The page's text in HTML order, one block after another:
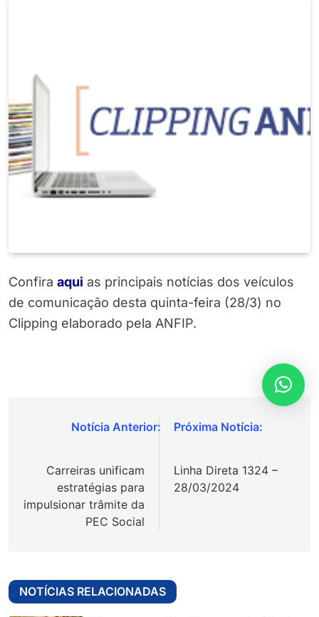
Confira aqui as principais notícias dos veículos
de comunicação desta quinta-feira (28/3) no
Clipping elaborado pela ANFIP.
Navegação
Post
Carreiras unificam
estratégias para
impulsionar trâmite da
PEC Social
Linha Direta 1324 –
28/03/2024
NOTÍCIAS RELACIONADAS